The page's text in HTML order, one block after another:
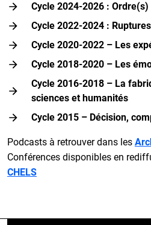
Cycle 2024-2026 :
Cycle 2022-2024 :
Cycle 2020-2022 – Les
Cycle 2018-2020 – Les
Cycle 2016-2018 – La
sciences et humanités
Cycle 2015 – Décision,
Podcasts à retrouver dans les
Conférences disponibles en
CHELS